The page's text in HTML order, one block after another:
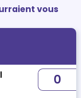
vous
0